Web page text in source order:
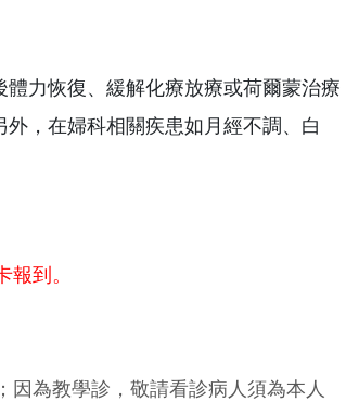
力恢復、緩解化療放療或荷爾蒙治療
，在婦科相關疾患如月經不調、白
到。
為教學診，敬請看診病人須為本人